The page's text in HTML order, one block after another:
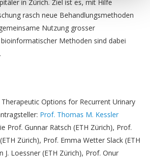
in Zürich. Ziel ist es, mit Hilfe
rasch neue Behandlungsmethoden
Nutzung grosser
Methoden sind dabei
Options for Recurrent Urinary
Prof. Thomas M. Kessler
Prof. Gunnar Rätsch (ETH Zürich), Prof.
Zürich), Prof. Emma Wetter Slack (ETH
J. Loessner (ETH Zürich), Prof. Onur